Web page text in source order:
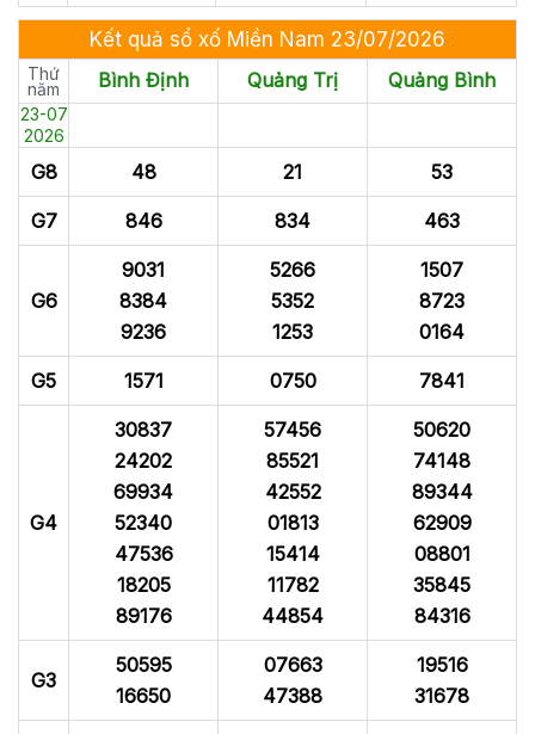
Kết quả sổ xố Miền Nam 23/07/2026
Thứ
năm Bình Định Quảng Trị Quảng Bình
23-07
2026
G8 48 21 53
G7 846 834 463
G6
9031
8384
9236
5266
5352
1253
1507
8723
0164
G5 1571 0750 7841
G4
30837
24202
69934
52340
47536
18205
89176
57456
85521
42552
01813
15414
11782
44854
50620
74148
89344
62909
08801
35845
84316
G3
50595
16650
07663
47388
19516
31678